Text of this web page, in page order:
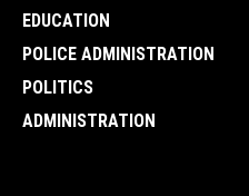
EDUCATION
POLICE ADMINISTRATION
POLITICS
ADMINISTRATION